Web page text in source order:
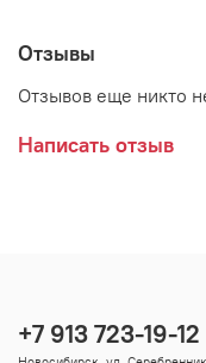
Страна: Китай
Отзывы
Отзывов еще никто
Написать отзыв
+7 913 723-19-12